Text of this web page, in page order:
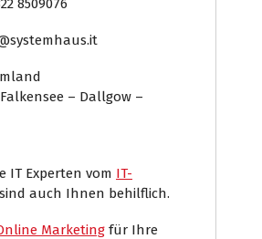
– Dallgow –
IT Experten vom IT-
sind auch Ihnen behilflich.
Marketing für Ihre